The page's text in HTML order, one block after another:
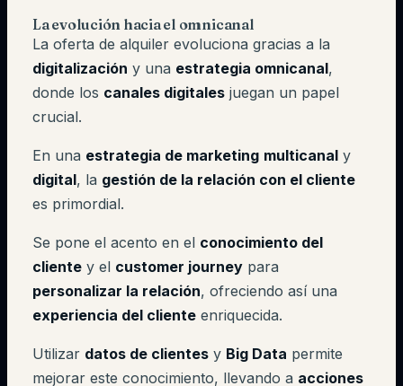
La evolución hacia el omnicanal
La oferta de alquiler evoluciona gracias a la
digitalización y una estrategia omnicanal,
donde los canales digitales juegan un papel
crucial.
En una estrategia de marketing multicanal y
digital, la gestión de la relación con el cliente
es primordial.
Se pone el acento en el conocimiento del
cliente y el customer journey para
personalizar la relación, ofreciendo así una
experiencia del cliente enriquecida.
Utilizar datos de clientes y Big Data permite
mejorar este conocimiento, llevando a acciones